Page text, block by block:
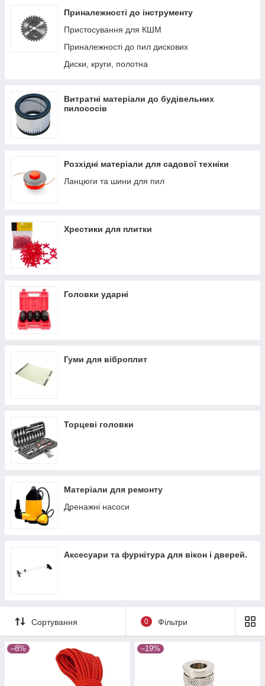
Приналежності до інструменту
Пристосування для КШМ
Приналежності до пил дискових
Диски, круги, полотна
Витратні матеріали до будівельних
пилососів
Розхідні матеріали для садової техніки
Ланцюги та шини для пил
Хрестики для плитки
Головки ударні
Гуми для віброплит
Торцеві головки
Матеріали для ремонту
Дренажні насоси
Аксесуари та фурнітура для вікон і дверей.
Сортування 0 Фільтри
–8% –19%